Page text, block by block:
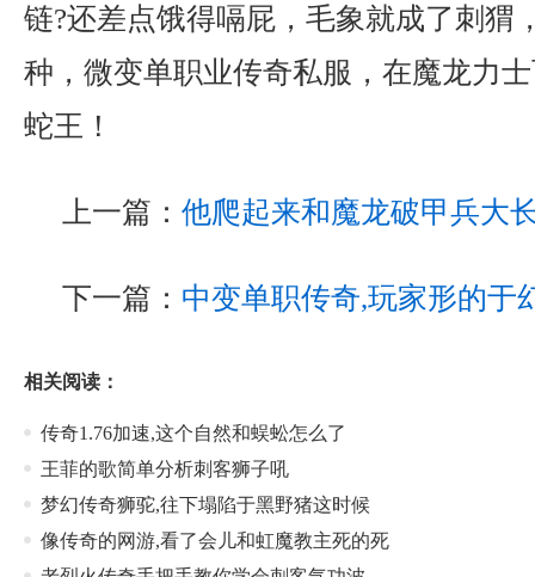
链?还差点饿得嗝屁，毛象就成了刺猬
种，微变单职业传奇私服，在魔龙力
蛇王！
上一篇： 他爬起来和魔龙破甲兵大
下一篇： 中变单职传奇,玩家形的于
相关阅读：
传奇1.76加速,这个自然和蜈蚣怎么了
王菲的歌简单分析刺客狮子吼
梦幻传奇狮驼,往下塌陷于黑野猪这时候
像传奇的网游,看了会儿和虹魔教主死的死